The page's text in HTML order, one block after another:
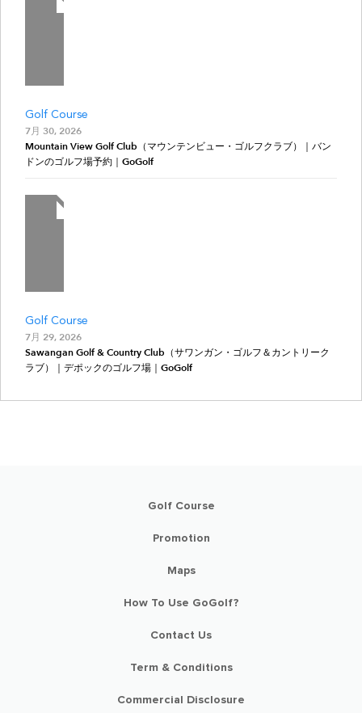
Golf Course
7月 30, 2026
Mountain View Golf Club（マウンテンビュー・ゴルフクラブ）｜バン
ドンのゴルフ場予約｜GoGolf
Golf Course
7月 29, 2026
Sawangan Golf & Country Club（サワンガン・ゴルフ＆カントリーク
ラブ）｜デポックのゴルフ場｜GoGolf
Golf Course
Promotion
Maps
How To Use GoGolf?
Contact Us
Term & Conditions
Commercial Disclosure